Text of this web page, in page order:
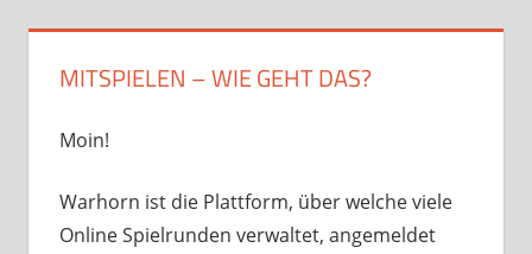
MITSPIELEN – WIE GEHT DAS?
Moin!
Warhorn ist die Plattform, über welche viele
Online Spielrunden verwaltet, angemeldet